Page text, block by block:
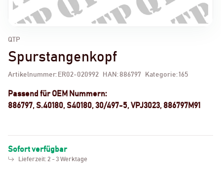
QTP
Spurstangenkopf
Artikelnummer: ER02-020992 HAN: 886797 Kategorie:165
Passend für OEM Nummern:
886797, S.40180, S40180, 30/497-5, VPJ3023, 886797M91
Sofort verfügbar
Lieferzeit: 2 - 3 Werktage